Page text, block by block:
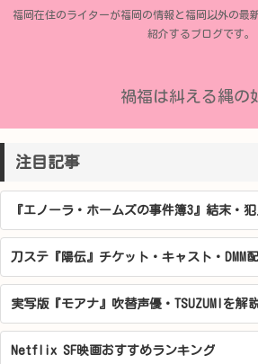
福岡在住のライターが福岡の情報と福岡以外の最
紹介するブログです。
禍福は糾える縄の
注目記事
『エノーラ・ホームズの事件簿3』結末・
刀ステ『陽伝』チケット・キャスト・DMM
実写版『モアナ』吹替声優・TSUZUMIを解
Netflix SF映画おすすめランキング